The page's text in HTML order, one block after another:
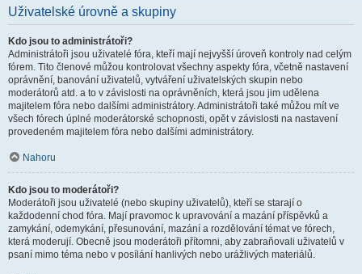
Uživatelské úrovně a skupiny
Kdo jsou to administrátoři?
Administrátoři jsou uživatelé fóra, kteří mají nejvyšší úroveň kontroly nad celým
fórem. Tito členové můžou kontrolovat všechny aspekty fóra, včetně nastavení
oprávnění, banování uživatelů, vytváření uživatelských skupin nebo
moderátorů atd. a to v závislosti na oprávněních, která jsou jim udělena
majitelem fóra nebo dalšími administrátory. Administrátoři také můžou mít ve
všech fórech úplné moderátorské schopnosti, opět v závislosti na nastavení
provedeném majitelem fóra nebo dalšími administrátory.
Nahoru
Kdo jsou to moderátoři?
Moderátoři jsou uživatelé (nebo skupiny uživatelů), kteří se starají o
každodenní chod fóra. Mají pravomoc k upravování a mazání příspěvků a
zamykání, odemykání, přesunování, mazání a rozdělování témat ve fórech,
která moderují. Obecně jsou moderátoři přítomni, aby zabraňovali uživatelů v
psaní mimo téma nebo v posílání hanlivých nebo urážlivých materiálů.